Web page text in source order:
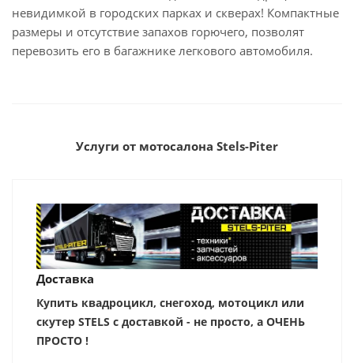
невидимкой в городских парках и скверах! Компактные
размеры и отсутствие запахов горючего, позволят
перевозить его в багажнике легкового автомобиля.
Услуги от мотосалона Stels-Piter
Доставка
Купить квадроцикл, снегоход, мотоцикл или
скутер STELS с доставкой - не просто, а ОЧЕНЬ
ПРОСТО !